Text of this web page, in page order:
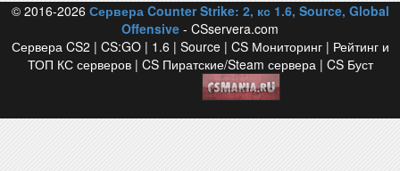
© 2016-2026 Сервера Counter Strike: 2, кс 1.6, Source, Global
Offensive - CSservera.com
Сервера CS2 | CS:GO | 1.6 | Source | CS Мониторинг | Рейтинг и
ТОП КС серверов | CS Пиратские/Steam сервера | CS Буст